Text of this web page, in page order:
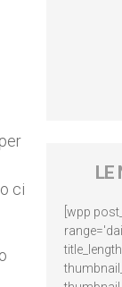
ci
LE
[wpp